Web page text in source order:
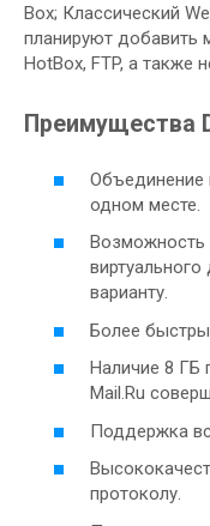
Box; Классический
планируют добавить
HotBox, FTP, а также
Преимущества
Объединение
одном месте.
Возможность
варианту.
Более
Наличие 8 ГБ
Mail.Ru
Поддержка
протоколу.